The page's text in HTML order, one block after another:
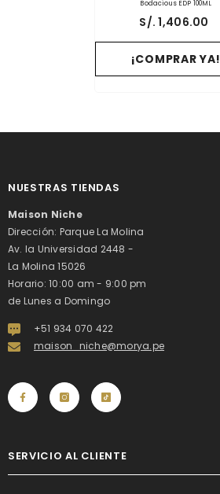
Bodacious EDP 100ML
S/. 1,406.00
¡COMPRAR YA!
NUESTRAS TIENDAS
Maison Niche
Dirección: Parque La Molina
Av. la Universidad 2448 -
La Molina 15026
Horario: 10:00 am - 9:00 pm
de Lunes a Domingo
+51 934 070 422
maison_niche@morya.pe
SERVICIO AL CLIENTE